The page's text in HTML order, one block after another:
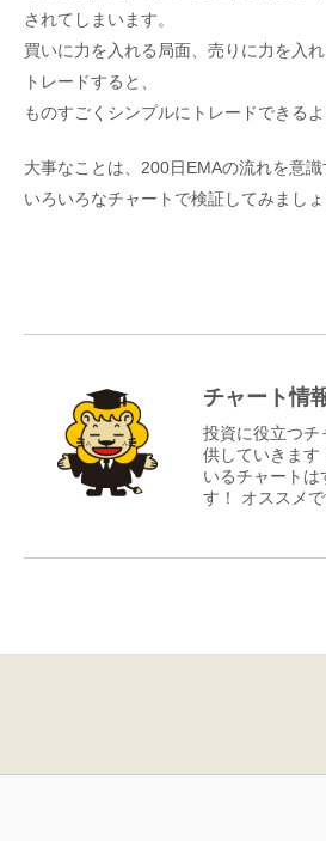
されてしまいます。
買いに力を入れる局面、売りに力を入
トレードすると、
ものすごくシンプルにトレードできるよ
大事なことは、200日EMAの流れを意識
いろいろなチャートで検証してみましょ
チャート情
投資に役立つチ
供していきます
いるチャートは
す！ オススメで